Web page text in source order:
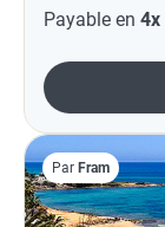
Payable en 4x
Par Fram